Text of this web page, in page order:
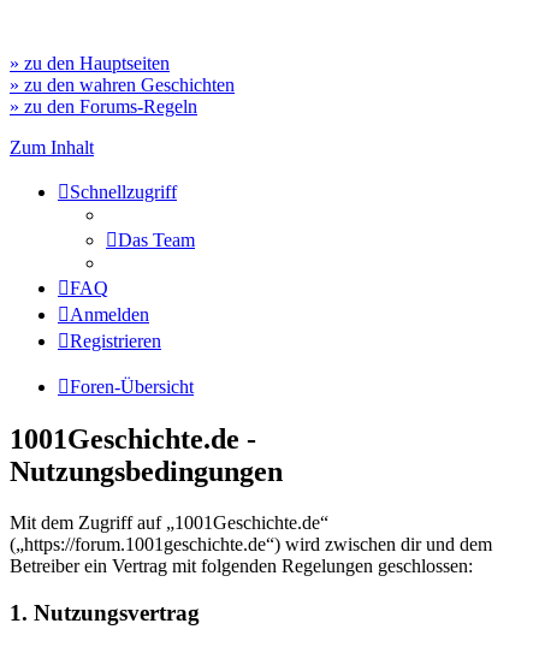
» zu den Hauptseiten
» zu den wahren Geschichten
» zu den Forums-Regeln
Zum Inhalt
Schnellzugriff
Das Team
FAQ
Anmelden
Registrieren
Foren-Übersicht
1001Geschichte.de -
Nutzungsbedingungen
Mit dem Zugriff auf „1001Geschichte.de“
(„https://forum.1001geschichte.de“) wird zwischen dir und dem
Betreiber ein Vertrag mit folgenden Regelungen geschlossen:
1. Nutzungsvertrag